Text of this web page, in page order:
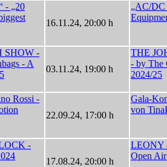
16.11.24, 20:00 h
„AC/DC
03.11.24, 19:00 h
THE
- by The
2024/25
22.09.24, 17:00 h
Gala-
von
17.08.24, 20:00 h
LEONY
Open